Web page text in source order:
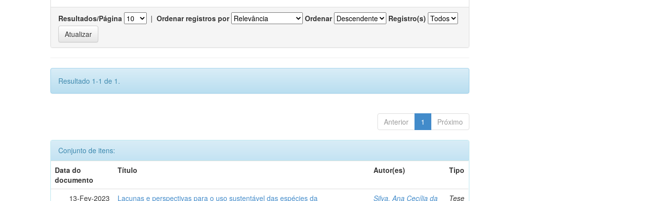
Resultados/Página | Ordenar registros por Ordenar Registro(s)
Resultado 1-1 de 1.
Anterior 1 Próximo
Conjunto de itens:
Data do
documento
Título Autor(es) Tipo
13-Fev-2023 Lacunas e perspectivas para o uso sustentável das espécies da Silva, Ana Cecília da Tese